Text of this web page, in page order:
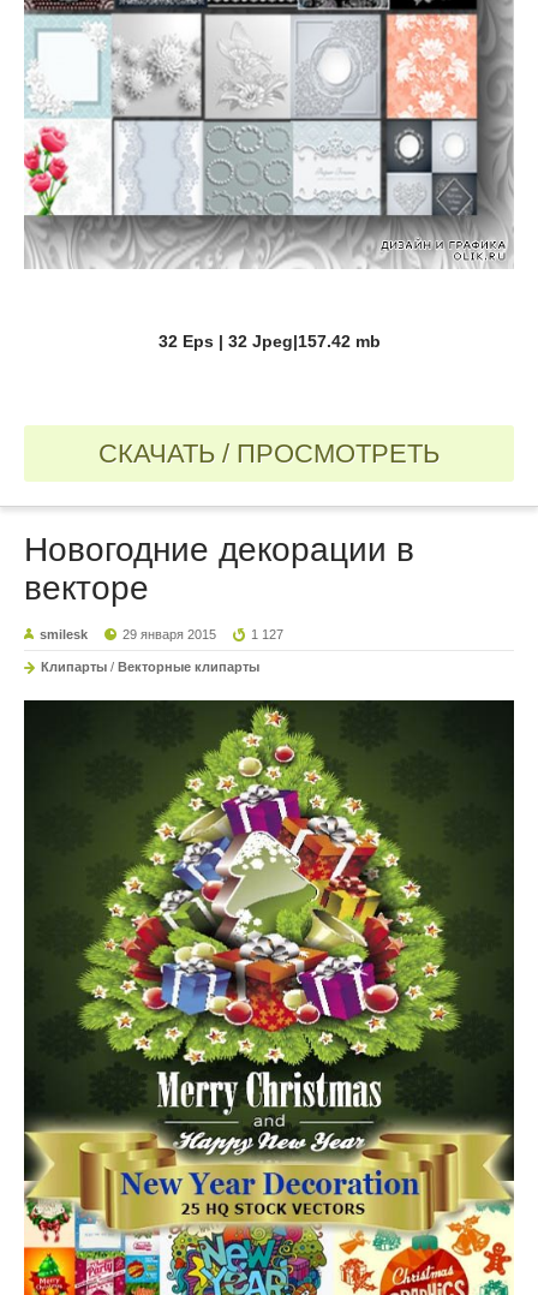
32 Eps | 32 Jpeg|157.42 mb
СКАЧАТЬ / ПРОСМОТРЕТЬ
Новогодние декорации в
векторе
smilesk 29 января 2015 1 127
Клипарты / Векторные клипарты